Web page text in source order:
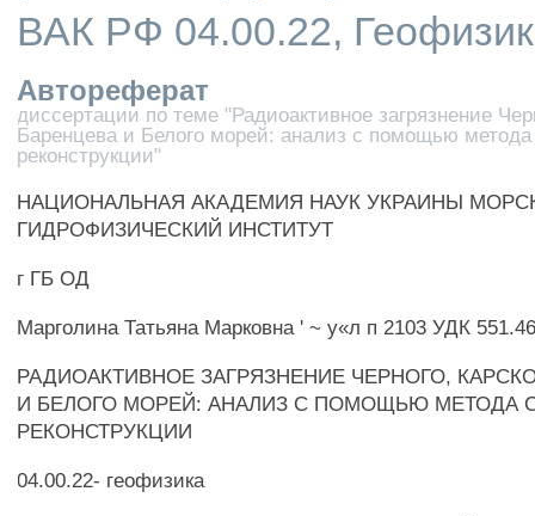
ВАК РФ 04.00.22,
Автореферат
диссертации по теме "Радиоактивное загрязнение
Баренцева и Белого морей: анализ с помощью метода
реконструкции"
НАЦИОНАЛЬНАЯ АКАДЕМИЯ НАУК УКРАИНЫ
ГИДРОФИЗИЧЕСКИЙ ИНСТИТУТ
г ГБ ОД
Марголина Татьяна Марковна ' ~ у«л п 2103 УДК
РАДИОАКТИВНОЕ ЗАГРЯЗНЕНИЕ ЧЕРНОГО,
И БЕЛОГО МОРЕЙ: АНАЛИЗ С ПОМОЩЬЮ МЕТОДА
РЕКОНСТРУКЦИИ
04.00.22- геофизика